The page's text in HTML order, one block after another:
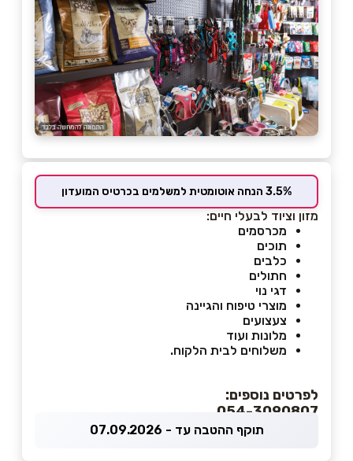
3.5% הנחה אוטומטית למשלמים בכרטיס המועדון
מזון וציוד לבעלי חיים:
מכרסמים
תוכים
כלבים
חתולים
דגי נוי
מוצרי טיפוח והגיינה
צעצועים
מלונות ועוד
משלוחים לבית הלקוח.
לפרטים נוספים:
054-3090807
תוקף ההטבה עד - 07.09.2026